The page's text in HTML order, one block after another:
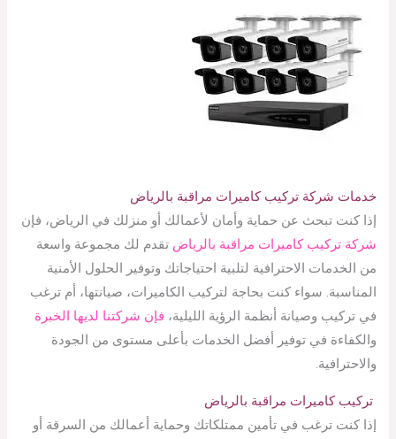
خدمات شركة تركيب كاميرات مراقبة بالرياض
إذا كنت تبحث عن حماية وأمان لأعمالك أو منزلك في الرياض، فإن
شركة تركيب كاميرات مراقبة بالرياض تقدم لك مجموعة واسعة
من الخدمات الاحترافية لتلبية احتياجاتك وتوفير الحلول الأمنية
المناسبة. سواء كنت بحاجة لتركيب الكاميرات، صيانتها، أم ترغب
في تركيب وصيانة أنظمة الرؤية الليلية، فإن شركتنا لديها الخبرة
والكفاءة في توفير أفضل الخدمات بأعلى مستوى من الجودة
والاحترافية.
تركيب كاميرات مراقبة بالرياض
إذا كنت ترغب في تأمين ممتلكاتك وحماية أعمالك من السرقة أو